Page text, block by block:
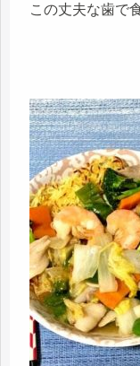
この丈夫な歯で